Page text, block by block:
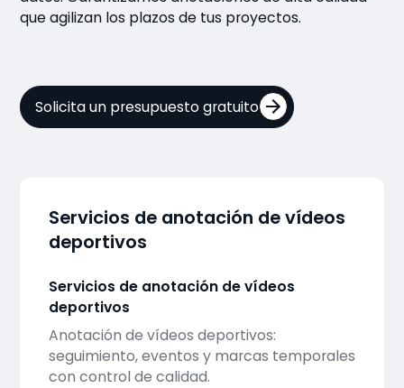
que agilizan los plazos de tus proyectos.
Solicita un presupuesto gratuito
Servicios de anotación de vídeos
deportivos
Servicios de anotación de vídeos
deportivos
Anotación de vídeos deportivos:
seguimiento, eventos y marcas temporales
con control de calidad.